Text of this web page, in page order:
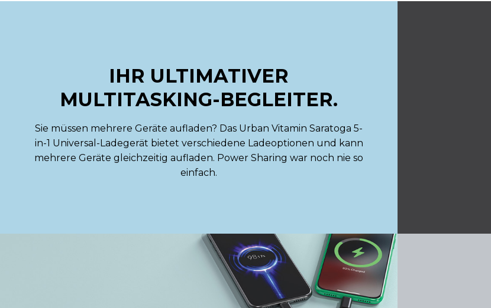
IHR ULTIMATIVER
MULTITASKING-BEGLEITER.
Sie müssen mehrere Geräte aufladen? Das Urban Vitamin Saratoga 5-
in-1 Universal-Ladegerät bietet verschiedene Ladeoptionen und kann
mehrere Geräte gleichzeitig aufladen. Power Sharing war noch nie so
einfach.